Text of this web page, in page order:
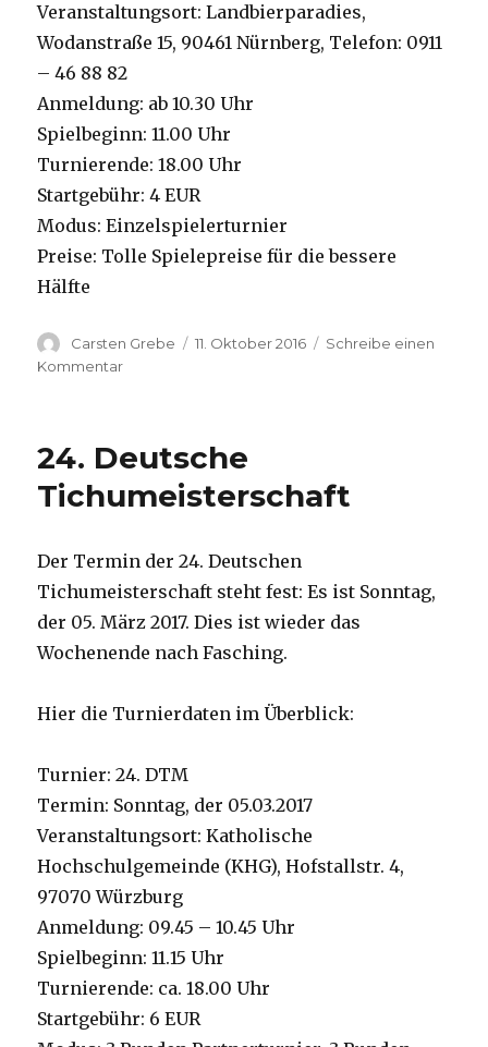
Veranstaltungsort: Landbierparadies,
Wodanstraße 15, 90461 Nürnberg, Telefon: 0911
– 46 88 82
Anmeldung: ab 10.30 Uhr
Spielbeginn: 11.00 Uhr
Turnierende: 18.00 Uhr
Startgebühr: 4 EUR
Modus: Einzelspielerturnier
Preise: Tolle Spielepreise für die bessere
Hälfte
Autor
Carsten Grebe
Veröffentlicht
11. Oktober 2016
Schreibe einen
Kommentar
06.11.2016
24. Deutsche
Tichumeisterschaft
Der Termin der 24. Deutschen
Tichumeisterschaft steht fest: Es ist Sonntag,
der 05. März 2017. Dies ist wieder das
Wochenende nach Fasching.
Hier die Turnierdaten im Überblick:
Turnier: 24. DTM
Termin: Sonntag, der 05.03.2017
Veranstaltungsort: Katholische
Hochschulgemeinde (KHG), Hofstallstr. 4,
97070 Würzburg
Anmeldung: 09.45 – 10.45 Uhr
Spielbeginn: 11.15 Uhr
Turnierende: ca. 18.00 Uhr
Startgebühr: 6 EUR